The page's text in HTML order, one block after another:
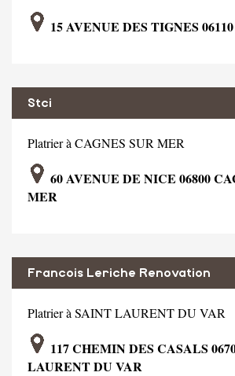
15 AVENUE DES TIGNES
Stci
Platrier à CAGNES SUR MER
60 AVENUE DE NICE 06800
MER
Francois Leriche Renovation
Platrier à SAINT LAURENT DU VAR
117 CHEMIN DES CASALS
LAURENT DU VAR